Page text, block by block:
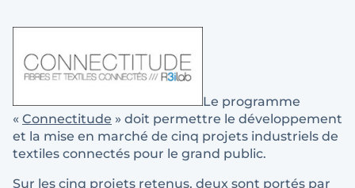
Le programme
« Connectitude » doit permettre le développement
et la mise en marché de cinq projets industriels de
textiles connectés pour le grand public.
Sur les cinq projets retenus, deux sont portés par